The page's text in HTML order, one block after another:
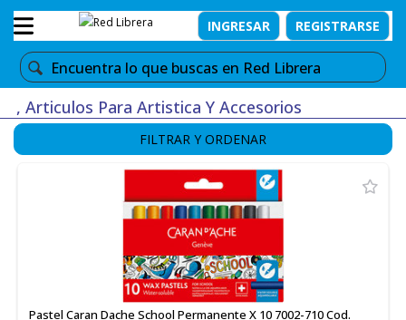
INGRESAR REGISTRARSE
, Articulos Para Artistica Y Accesorios
FILTRAR Y ORDENAR
Pastel Caran Dache School Permanente X 10 7002-710 Cod.